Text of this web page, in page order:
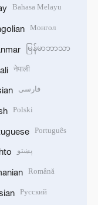
Bahasa Melayu
Монгол
မြန်မာဘာသာ
नेपाली
فارسی
Polski
Português
پښتو
Română
Русский